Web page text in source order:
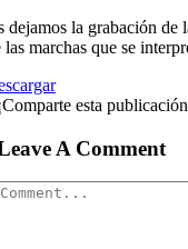
dejamos la grabación de
las marchas que se
esta
A Comment